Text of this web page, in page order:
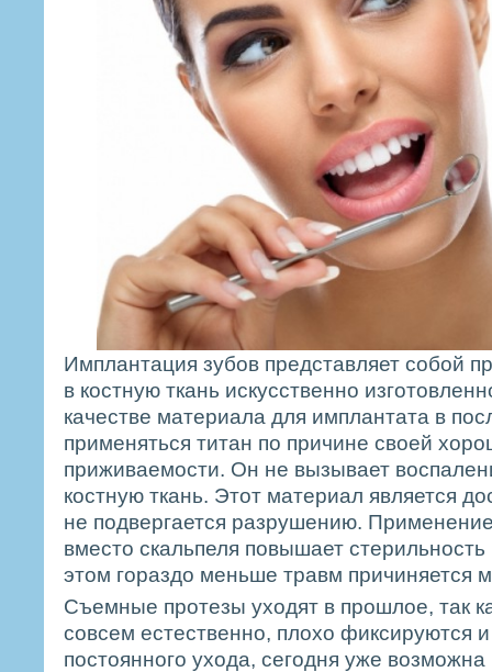
Имплантация зубов представляет собой
в костную ткань искусственно
качестве материала для имплантата в
применяться титан по причине своей
приживаемости. Он не вызывает
костную ткань. Этот материал является
не подвергается разрушению.
вместо скальпеля повышает
этом гораздо меньше травм причиняется
Съемные протезы уходят в прошлое, так
совсем естественно, плохо фиксируются
постоянного ухода, cегодня уже возможна